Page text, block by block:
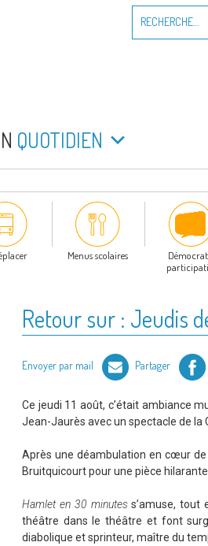
pour
QUOTIDIEN
Menus scolaires
Retour sur : Jeudis
Envoyer par mail Partager
Ce jeudi 11 août, c’était ambiance
Jean-Jaurès avec un spectacle de la
Après une déambulation en cœur de
Bruitquicourt pour une pièce
Hamlet en 30 minutess’amuse, tout
théâtre dans le théâtre et font
diabolique et sprinteur, maître du